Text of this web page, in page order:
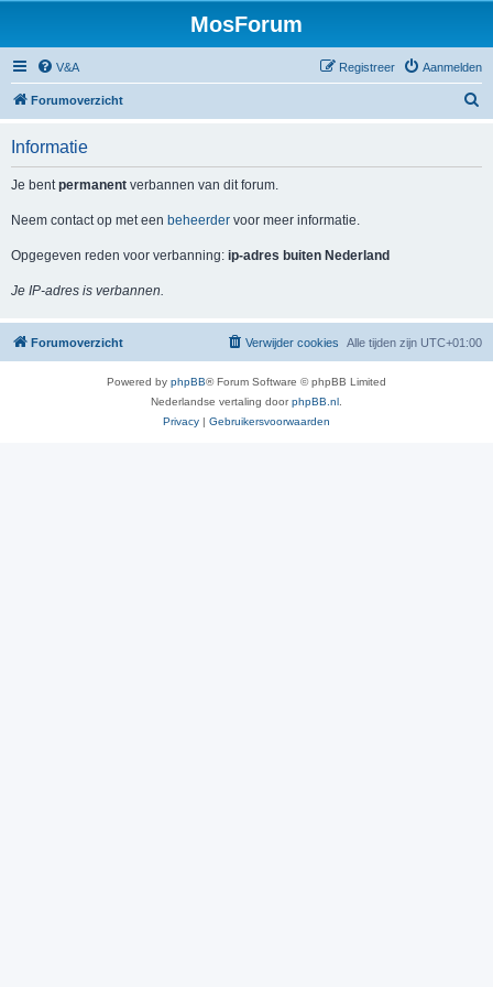
MosForum
V&A Aanmelden
Registreer
Forumoverzicht
Informatie
Je bentpermanent verbannen van dit forum.
Neem contact op met een beheerder voor meer informatie.
Opgegeven reden voor verbanning: ip-adres buiten Nederland
Je IP-adres is verbannen.
Forumoverzicht Alle tijden zijn UTC+01:00
Verwijder cookies
Powered by phpBB® Forum Software © phpBB Limited
Nederlandse vertaling doorphpBB.nl
Privacy | Gebruikersvoorwaarden